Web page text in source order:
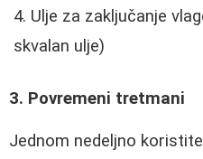
Ulje za zaključanje
skvalan ulje)
3. Povremeni tretmani
Jednom nedeljno